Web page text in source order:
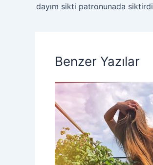
dayım sikti patronunada siktirdi
Benzer Yazılar